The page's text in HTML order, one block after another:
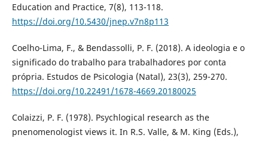
Education and Practice, 7(8), 113-118.
https://doi.org/10.5430/jnep.v7n8p113
Coelho-Lima, F., & Bendassolli, P. F. (2018). A ideologia e o
significado do trabalho para trabalhadores por conta
própria. Estudos de Psicologia (Natal), 23(3), 259-270.
https://doi.org/10.22491/1678-4669.20180025
Colaizzi, P. F. (1978). Psychlogical research as the
pnenomenologist views it. In R.S. Valle, & M. King (Eds.),